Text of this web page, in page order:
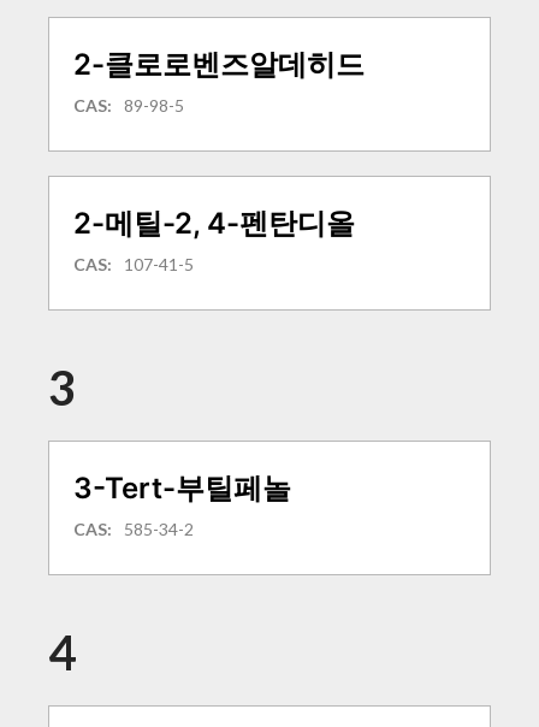
2-클로로벤즈알데히드
CAS: 89-98-5
2-메틸-2, 4-펜탄디올
CAS: 107-41-5
3
3-Tert-부틸페놀
CAS: 585-34-2
4